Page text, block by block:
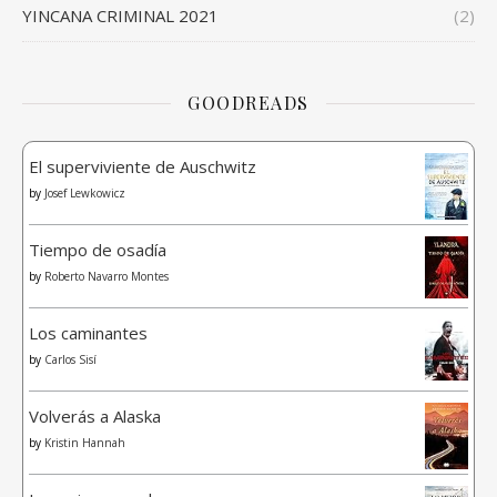
YINCANA CRIMINAL 2021 (2)
GOODREADS
El superviviente de Auschwitz
by Josef Lewkowicz
Tiempo de osadía
by Roberto Navarro Montes
Los caminantes
by Carlos Sisí
Volverás a Alaska
by Kristin Hannah